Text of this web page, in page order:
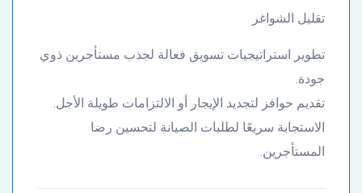
تقليل الشواغر
تطوير استراتيجيات تسويق فعالة لجذب مستأجرين ذوي
جودة.
تقديم حوافز لتجديد الإيجار أو الالتزامات طويلة الأجل.
الاستجابة سريعًا لطلبات الصيانة لتحسين رضا
المستأجرين.